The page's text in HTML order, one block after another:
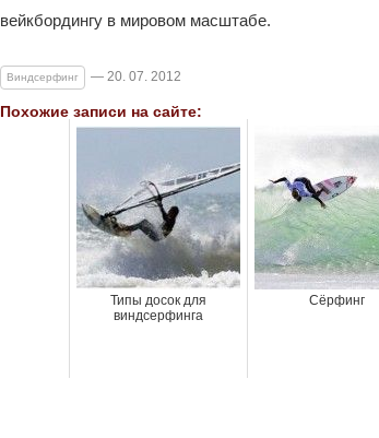
вейкбордингу в мировом масштабе.
Виндсерфинг — 20. 07. 2012
Похожие записи на сайте:
Типы досок для
виндсерфинга
Сёрфинг